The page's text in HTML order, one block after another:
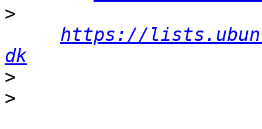
>
https://
dk
>
>